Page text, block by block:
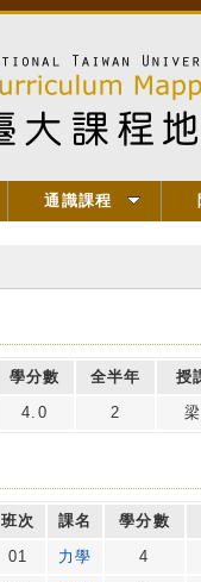
通識課程
學分數 全半年
授
4.0 2
班次 課名
學分數
01 力學
4